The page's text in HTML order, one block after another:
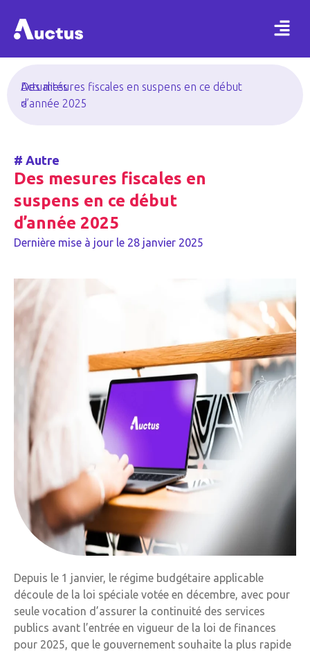
Actualités
>
Des mesures fiscales en suspens en ce début
d’année 2025
# Autre
Des mesures fiscales en
suspens en ce début
d’année 2025
Dernière mise à jour le 28 janvier 2025
Depuis le 1 janvier, le régime budgétaire applicable
découle de la loi spéciale votée en décembre, avec pour
seule vocation d’assurer la continuité des services
publics avant l’entrée en vigueur de la loi de finances
pour 2025, que le gouvernement souhaite la plus rapide